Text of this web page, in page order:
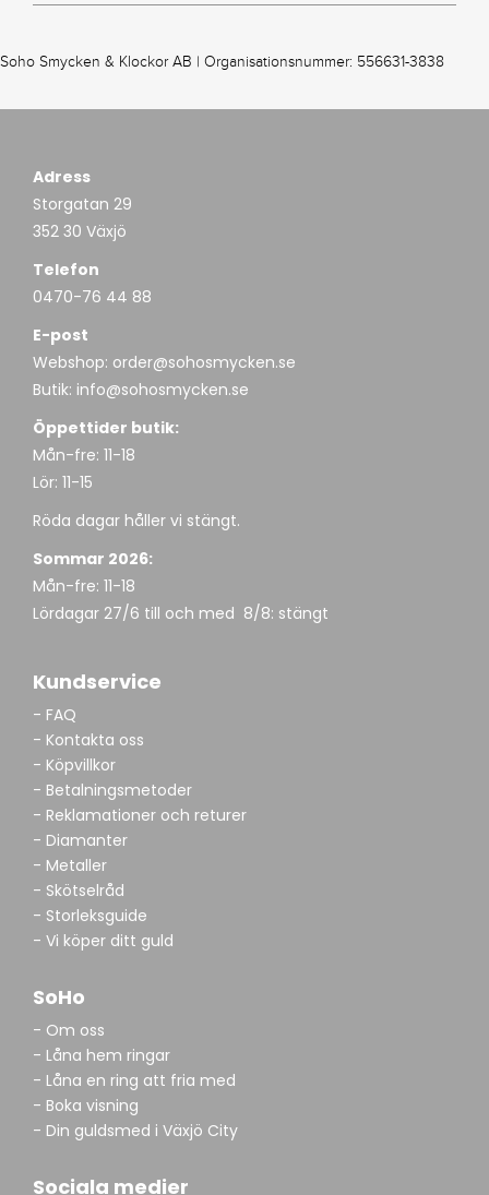
Soho Smycken & Klockor AB | Organisationsnummer: 556631-3838
Adress
Storgatan 29
352 30 Växjö
Telefon
0470-76 44 88
E-post
Webshop: order@sohosmycken.se
Butik: info@sohosmycken.se
Öppettider butik:
Mån-fre: 11-18
Lör: 11-15
Röda dagar håller vi stängt.
Sommar 2026:
Mån-fre: 11-18
Lördagar 27/6 till och med 8/8: stängt
Kundservice
- FAQ
- Kontakta oss
- Köpvillkor
- Betalningsmetoder
- Reklamationer och returer
- Diamanter
- Metaller
- Skötselråd
- Storleksguide
- Vi köper ditt guld
SoHo
- Om oss
- Låna hem ringar
- Låna en ring att fria med
- Boka visning
- Din guldsmed i Växjö City
Sociala medier